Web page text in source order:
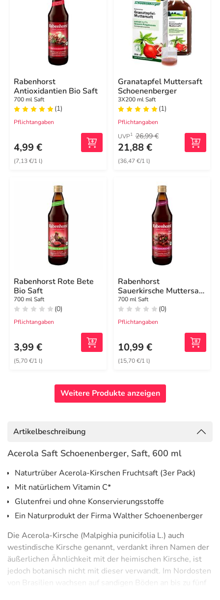
Rabenhorst
Antioxidantien Bio Saft
700 ml Saft
(1)
Pflichtangaben
4,99 €
(7,13 €/1 l)
Granatapfel Muttersaft
Schoenenberger
3X200 ml Saft
(1)
Pflichtangaben
UVP1 26,99 €
21,88 €
(36,47 €/1 l)
Rabenhorst Rote Bete
Bio Saft
700 ml Saft
(0)
Pflichtangaben
3,99 €
(5,70 €/1 l)
Rabenhorst
Sauerkirsche Muttersaft
Bio
700 ml Saft
(0)
Pflichtangaben
10,99 €
(15,70 €/1 l)
Weitere Produkte anzeigen
Artikelbeschreibung
Acerola Saft Schoenenberger, Saft, 600 ml
Naturtrüber Acerola-Kirschen Fruchtsaft (3er Pack)
Mit natürlichem Vitamin C*
Glutenfrei und ohne Konservierungsstoffe
Ein Naturprodukt der Firma Walther Schoenenberger
Die Acerola-Kirsche (Malpighia punicifolia L.) auch
westindische Kirsche genannt, verdankt ihren Namen der
äußerlichen Ähnlichkeit mit der heimischen Kirsche, ist
jedoch botanisch nicht mit dieser verwandt. Im Nordosten
von Brasilien wachsen auf sandigen Böden an bis zu fünf